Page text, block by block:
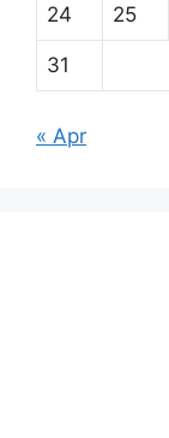
24 25
31
« Apr